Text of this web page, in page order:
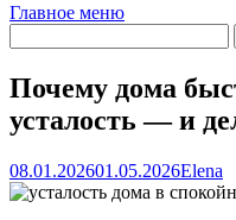
Главное меню
Почему дома
усталость — и
08.01.202601.05.2026Elena